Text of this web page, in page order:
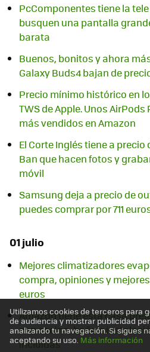
PcComponentes tiene la
busquen una pantalla
barata
Buenos, bonitos y ahora
Galaxy Buds4 bajan de
Precio mínimo histórico en
TWS de Apple. Unos
más vendidos en Amazon
El Corte Inglés tiene a
Ban que hacen fotos y
móvil
Samsung deja a precio de
puedes comprar por 711
01 julio
Mejores climatizadores
compra, opiniones y
euros
Amazon tiene esta casa
con cocina, baño e
incluidas
Utilizamos cookies de terceros para
de audiencia y mostrar publicidad
analizando tu navegación. Si sigues
aceptando su uso. Más información